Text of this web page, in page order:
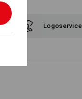
Logoservice